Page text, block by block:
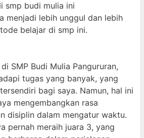
smp budi mulia ini
menjadi lebih unggul dan lebih
belajar di smp ini.
SMP Budi Mulia Pangururan,
tugas yang banyak, yang
bagi saya. Namun, hal ini
mengembangkan rasa
disiplin dalam mengatur waktu.
pernah meraih juara 3, yang